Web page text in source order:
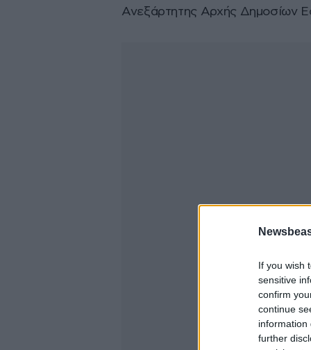
If you wish
sensitive
confirm
continue
information
further
Ανεξάρτητης Αρχής Δημοσίων